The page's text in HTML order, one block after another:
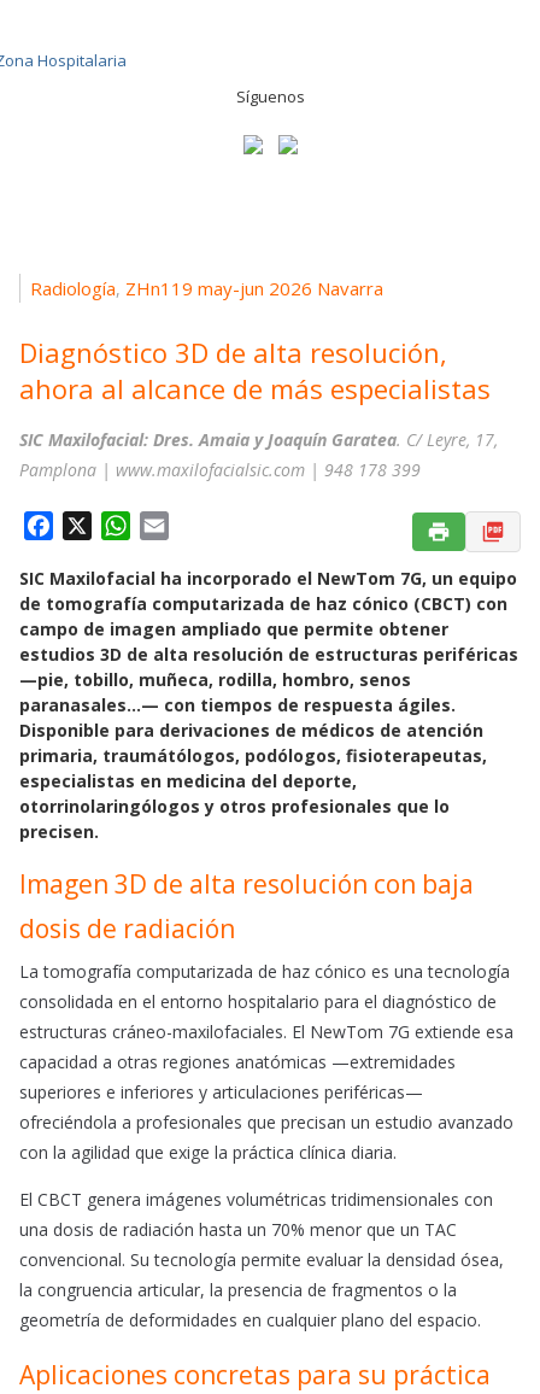
Síguenos
Radiología, ZHn119 may-jun 2026 Navarra
Diagnóstico 3D de alta resolución,
ahora al alcance de más especialistas
SIC Maxilofacial: Dres. Amaia y Joaquín Garatea. C/ Leyre, 17,
Pamplona | www.maxilofacialsic.com | 948 178 399
c
e
b
o
o
k
W
a
t
s
A
p
a
i
l
SIC Maxilofacial ha incorporado el NewTom 7G, un equipo
de tomografía computarizada de haz cónico (CBCT) con
campo de imagen ampliado que permite obtener
estudios 3D de alta resolución de estructuras periféricas
—pie, tobillo, muñeca, rodilla, hombro, senos
paranasales…— con tiempos de respuesta ágiles.
Disponible para derivaciones de médicos de atención
primaria, traumátólogos, podólogos, fisioterapeutas,
especialistas en medicina del deporte,
otorrinolaringólogos y otros profesionales que lo
precisen.
Imagen 3D de alta resolución con baja
dosis de radiación
La tomografía computarizada de haz cónico es una tecnología
consolidada en el entorno hospitalario para el diagnóstico de
estructuras cráneo-maxilofaciales. El NewTom 7G extiende esa
capacidad a otras regiones anatómicas —extremidades
superiores e inferiores y articulaciones periféricas—
ofreciéndola a profesionales que precisan un estudio avanzado
con la agilidad que exige la práctica clínica diaria.
El CBCT genera imágenes volumétricas tridimensionales con
una dosis de radiación hasta un 70% menor que un TAC
convencional. Su tecnología permite evaluar la densidad ósea,
la congruencia articular, la presencia de fragmentos o la
geometría de deformidades en cualquier plano del espacio.
Aplicaciones concretas para su práctica